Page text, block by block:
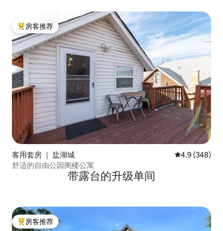
热门「房客推荐」
房客推荐
客用套房 ｜ 盐湖城 平均评分 4.9
4.9 (348)
舒适的自由公园阁楼公寓
带露台的升级单间
热门「房客推荐」
房客推荐